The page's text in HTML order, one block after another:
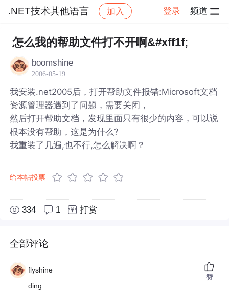
.NET技术其他语言 加入 登录 频道
社区 .NET技术其他语言 帖子详情
怎么我的帮助文件打不开啊&#xff1f;
boomshine
2006-05-19
我安装.net2005后，打开帮助文件报错:Microsoft文档
资源管理器遇到了问题，需要关闭，
然后打开帮助文档，发现里面只有很少的内容，可以说
根本没有帮助，这是为什么?
我重装了几遍,也不行,怎么解决啊？
给本帖投票
334 1 打赏
全部评论
flyshine
ding
赞